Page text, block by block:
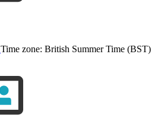
Time zone: British Summer Time (BST)